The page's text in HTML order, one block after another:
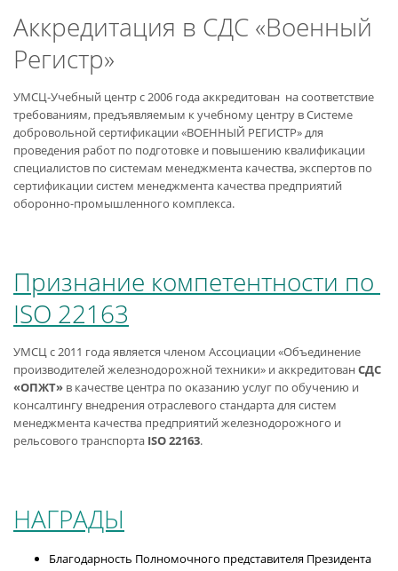
Аккредитация в СДС «Военный
Регистр»
УМСЦ-Учебный центр с 2006 года аккредитован на соответствие
требованиям, предъявляемым к учебному центру в Системе
добровольной сертификации «ВОЕННЫЙ РЕГИСТР» для
проведения работ по подготовке и повышению квалификации
специалистов по системам менеджмента качества, экспертов по
сертификации систем менеджмента качества предприятий
оборонно-промышленного комплекса.
Признание компетентности по
ISO 22163
УМСЦ с 2011 года является членом Ассоциации «Объединение
производителей железнодорожной техники» и аккредитован СДС
«ОПЖТ» в качестве центра по оказанию услуг по обучению и
консалтингу внедрения отраслевого стандарта для систем
менеджмента качества предприятий железнодорожного и
рельсового транспорта ISO 22163.
НАГРАДЫ
Благодарность Полномочного представителя Президента